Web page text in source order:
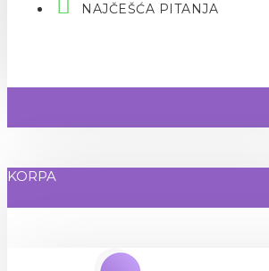
NAJČEŠĆA PITANJA
KORPA